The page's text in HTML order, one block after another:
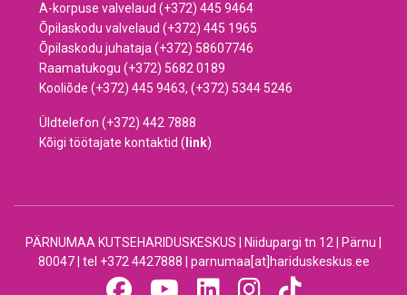
A-korpuse valvelaud (+372) 445 9464
Õpilaskodu valvelaud (+372) 445 1965
Õpilaskodu juhataja (+372) 58607746
Raamatukogu (+372) 5682 0189
Kooliõde (+372) 445 9463, (+372) 5344 5246
Üldtelefon (+372) 442 7888
Kõigi töötajate kontaktid ( link)
PÄRNUMAA KUTSEHARIDUSKESKUS | Niidupargi tn 12 | Pärnu |
80047 | tel +372 4427888 | parnumaa[at]hariduskeskus.ee